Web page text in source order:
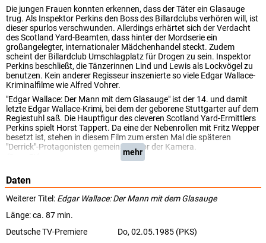
Die jungen Frauen konnten erkennen, dass der Täter ein Glasauge
trug. Als Inspektor Perkins den Boss des Billardclubs verhören will, ist
dieser spurlos verschwunden. Allerdings erhärtet sich der Verdacht
des Scotland Yard-Beamten, dass hinter der Mordserie ein
großangelegter, internationaler Mädchenhandel steckt. Zudem
scheint der Billardclub Umschlagplatz für Drogen zu sein. Inspektor
Perkins beschließt, die Tänzerinnen Lind und Lewis als Lockvögel zu
benutzen. Kein anderer Regisseur inszenierte so viele Edgar Wallace-
Kriminalfilme wie Alfred Vohrer.
"Edgar Wallace: Der Mann mit dem Glasauge" ist der 14. und damit
letzte Edgar Wallace-Krimi, bei dem der geborene Stuttgarter auf dem
Regiestuhl saß. Die Hauptfigur des cleveren Scotland Yard-Ermittlers
Perkins spielt Horst Tappert. Da eine der Nebenrollen mit Fritz Wepper
besetzt ist, stehen in diesem Film zum ersten Mal die späteren
"Derrick"-Protagonisten gemeinsam vor der Kamera.
mehr
Daten
Weiterer Titel: Edgar Wallace: Der Mann mit dem Glasauge
Länge: ca. 87 min.
Deutsche TV-Premiere
Do, 02.05.1985 (PKS)